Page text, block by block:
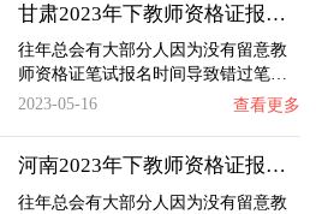
甘肃2023年下教师资格证报名时间、入口及流程…
往年总会有大部分人因为没有留意教
师资格证笔试报名时间导致错过笔…
2023-05-16
查看更多
河南2023年下教师资格证报名时间、入口及流程…
往年总会有大部分人因为没有留意教